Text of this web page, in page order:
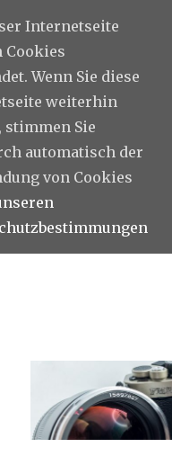
Internetseite
Cookies
Wenn Sie diese
weiterhin
stimmen Sie
automatisch der
von Cookies